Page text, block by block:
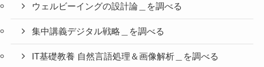
ウェルビーイングの設計論＿を調べる
集中講義デジタル戦略＿を調べる
IT基礎教養 自然言語処理＆画像解析＿を調べる